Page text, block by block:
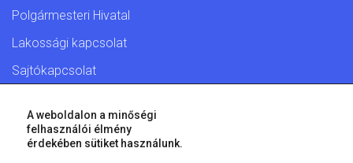
Polgármesteri Hivatal
Lakossági kapcsolat
Sajtókapcsolat
© 2026 Győr Megyei Jogú Város • Minden jog fenntartva!
A weboldalon a minőségi
felhasználói élmény
érdekében sütiket használunk.